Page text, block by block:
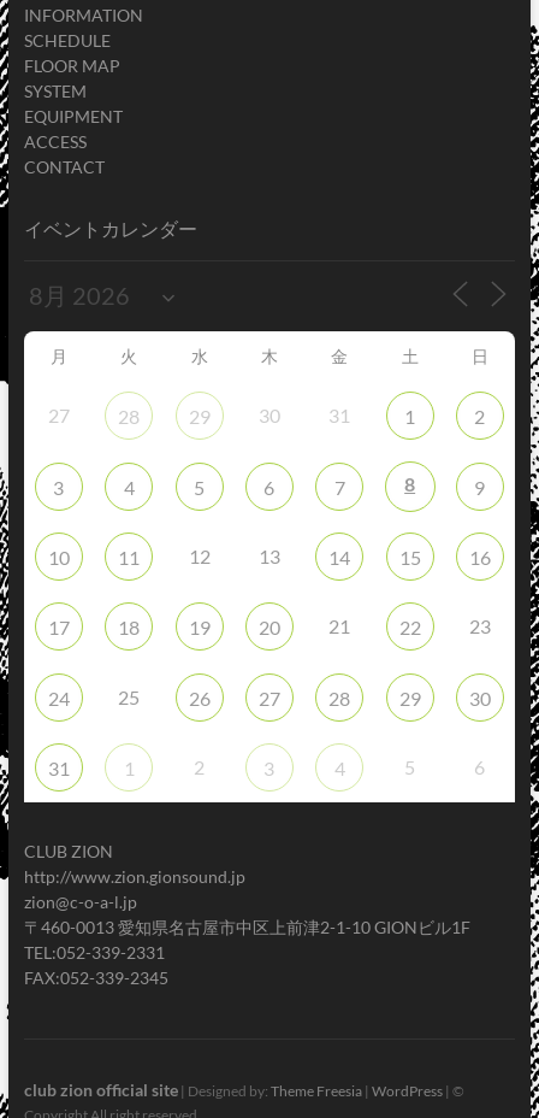
INFORMATION
SCHEDULE
FLOOR MAP
SYSTEM
EQUIPMENT
ACCESS
CONTACT
イベントカレンダー
月 火 水 木 金 土 日
27 28 29 30 31 1 2
3 4 5 6 7 8 9
10 11 12 13 14 15 16
17 18 19 20 21 22 23
24 25 26 27 28 29 30
31 1 2 3 4 5 6
CLUB ZION
http://www.zion.gionsound.jp
zion@c-o-a-l.jp
〒460-0013 愛知県名古屋市中区上前津2-1-10 GIONビル1F
TEL:052-339-2331
FAX:052-339-2345
club zion official site| Designed by: Theme Freesia| WordPress| ©